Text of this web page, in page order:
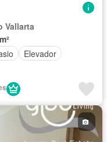
Vallarta
Elevador